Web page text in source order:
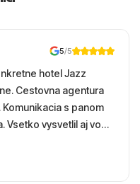
5/5
hotel Jazz
Cestovna agentura
s panom
Vsetko vysvetlil aj vo
Hotel
more,